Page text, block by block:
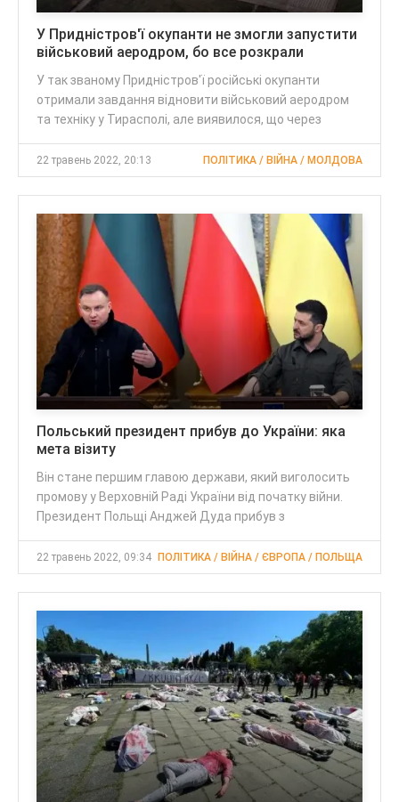
У Придністров'ї окупанти не змогли запустити
військовий аеродром, бо все розкрали
У так званому Придністров'ї російські окупанти
отримали завдання відновити військовий аеродром
та техніку у Тирасполі, але виявилося, що через
22 травень 2022, 20:13 ПОЛІТИКА / ВІЙНА / МОЛДОВА
Польський президент прибув до України: яка
мета візиту
Він стане першим главою держави, який виголосить
промову у Верховній Раді України від початку війни.
Президент Польщі Анджей Дуда прибув з
22 травень 2022, 09:34 ПОЛІТИКА / ВІЙНА / ЄВРОПА / ПОЛЬЩА